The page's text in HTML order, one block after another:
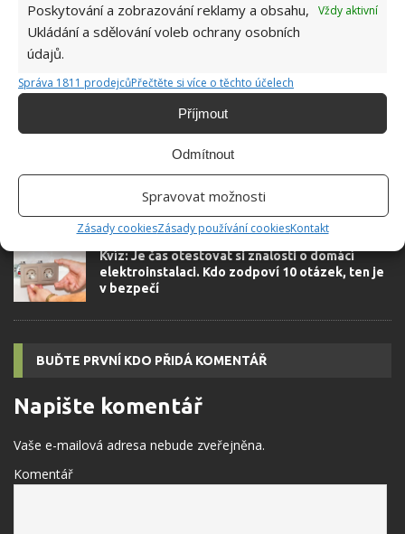
Poskytování a zobrazování reklamy a obsahu,
Ukládání a sdělování voleb ochrany osobních
údajů.
Vždy aktivní
Správa 1811 prodejcůPřečtěte si více o těchto účelech
Příjmout
Odmítnout
Spravovat možnosti
Zásady cookiesZásady používání cookiesKontakt
SOUVISEJÍCÍ ČLÁNKY
socialismu: Málokdo dnes ví, čeho se děti
musely účastnit
čas zavzpomínat, jak lidé tenkrát trávili víkendy
Kvíz: Je čas otestovat si znalosti o domácí
elektroinstalaci. Kdo zodpoví 10 otázek, ten je
v bezpečí
BUĎTE PRVNÍ KDO PŘIDÁ KOMENTÁŘ
Napište komentář
Vaše e-mailová adresa nebude zveřejněna.
Komentář